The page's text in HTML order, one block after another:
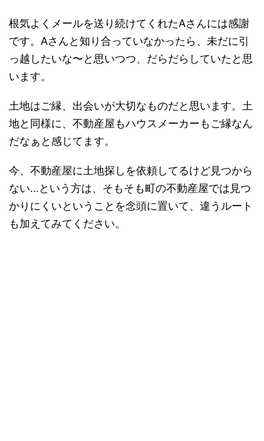
根気よくメールを送り続けてくれたAさんには感謝
です。Aさんと知り合っていなかったら、未だに引
っ越したいな〜と思いつつ、だらだらしていたと思
います。
土地はご縁、出会いが大切なものだと思います。土
地と同様に、不動産屋もハウスメーカーもご縁なん
だなぁと感じてます。
今、不動産屋に土地探しを依頼してるけど見つから
ない…という方は、そもそも町の不動産屋では見つ
かりにくいということを念頭に置いて、違うルート
も加えてみてください。